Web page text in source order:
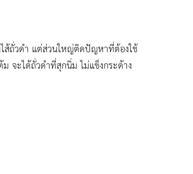
ส้ถั่วดำ แต่ส่วนใหญ่ติดปัญหาที่ต้องใช้
จะได้ถั่วดำที่สุกนิ่ม ไม่แข็งกระด้าง